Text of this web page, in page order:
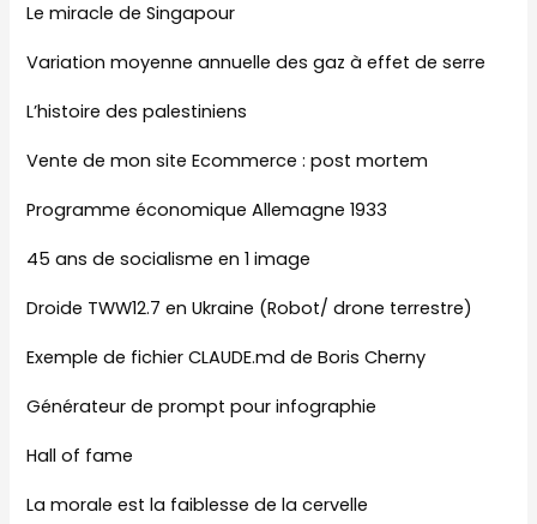
Le miracle de Singapour
Variation moyenne annuelle des gaz à effet de serre
L’histoire des palestiniens
Vente de mon site Ecommerce : post mortem
Programme économique Allemagne 1933
45 ans de socialisme en 1 image
Droide TWW12.7 en Ukraine (Robot/ drone terrestre)
Exemple de fichier CLAUDE.md de Boris Cherny
Générateur de prompt pour infographie
Hall of fame
La morale est la faiblesse de la cervelle